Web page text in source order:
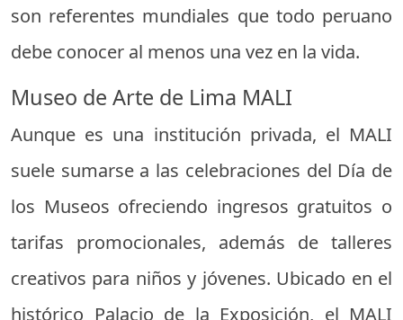
son referentes mundiales que todo peruano
debe conocer al menos una vez en la vida.
Museo de Arte de Lima MALI
Aunque es una institución privada, el MALI
suele sumarse a las celebraciones del Día de
los Museos ofreciendo ingresos gratuitos o
tarifas promocionales, además de talleres
creativos para niños y jóvenes. Ubicado en el
histórico Palacio de la Exposición, el MALI